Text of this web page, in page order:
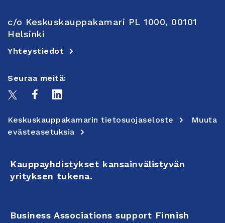
c/o Keskuskauppakamari PL 1000, 00101
Helsinki
Yhteystiedot
Seuraa meitä:
Keskuskauppakamarin tietosuojaseloste
Muuta
evästeasetuksia
Kauppayhdistykset kansainvälistyvän
yrityksen tukena.
Business Associations support Finnish